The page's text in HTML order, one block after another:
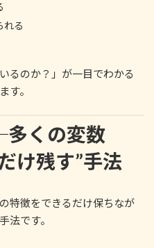
れる
るのか？」が一目でわかる
す。
くの変数
け残す”手法
特徴をできるだけ保ちなが
法です。